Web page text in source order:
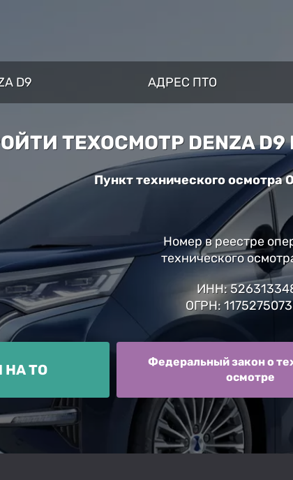
D9 АДРЕС ПТО
ТЕХОСМОТР DENZA
Пункт технического осмотра
Номер в реестре
технического
ИНН:
ОГРН:
НА ТО
Федеральный закон о
осмотре